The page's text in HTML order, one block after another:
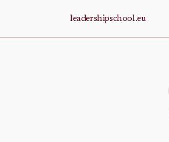
leadershipschool.eu